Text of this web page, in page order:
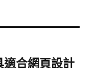
合網頁設計